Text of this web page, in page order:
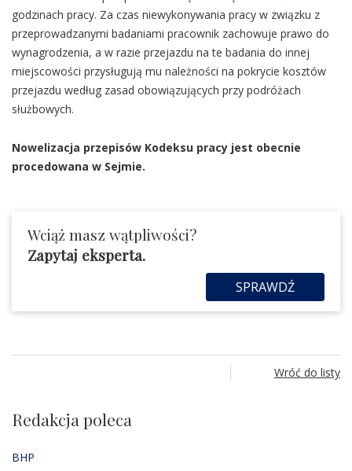
godzinach pracy. Za czas niewykonywania pracy w związku z
przeprowadzanymi badaniami pracownik zachowuje prawo do
wynagrodzenia, a w razie przejazdu na te badania do innej
miejscowości przysługują mu należności na pokrycie kosztów
przejazdu według zasad obowiązujących przy podróżach
służbowych.
Nowelizacja przepisów Kodeksu pracy jest obecnie
procedowana w Sejmie.
Wciąż masz wątpliwości?
Zapytaj eksperta.
SPRAWDŹ
Wróć do listy
Redakcja poleca
BHP